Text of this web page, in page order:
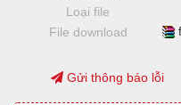
Loại file
File download
Gửi thông báo lỗi